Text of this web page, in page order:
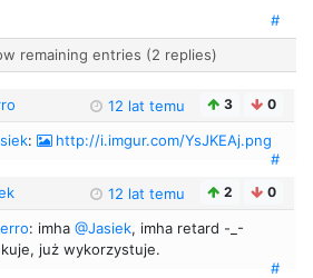
#
remaining entries (2 replies)
12 lat temu 3 0
:
http://i.imgur.com/YsJKEAj.png
#
12 lat temu 2 0
: imha @Jasiek, imha retard -_-
już wykorzystuje.
#